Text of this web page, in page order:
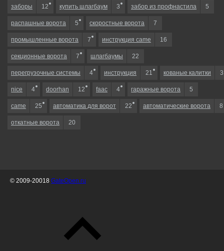
заборы
12 купить шлагбаум 3 забор из профнастила 5
распашные ворота 5 скоростные ворота 7
промышленные ворота 7 инструкция came 16
секционные ворота 7 шлагбаумы 22
перегрузочные системы 4 инструкция 21 кованые калитки 3
nice 4 doorhan 12 faac 4 гаражные ворота 5
came 25 автоматика для ворот 22 автоматические ворота 8
откатные ворота 20
© 2009-20018 GateOpen.ru